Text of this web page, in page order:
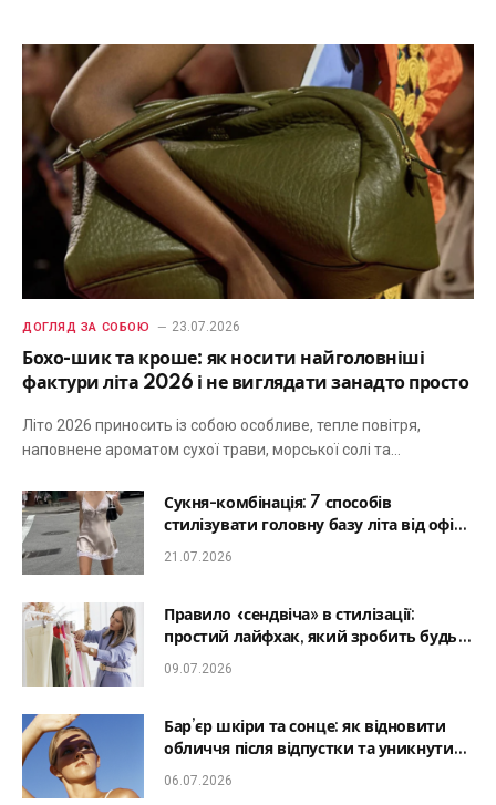
ДОГЛЯД ЗА СОБОЮ 23.07.2026
Бохо-шик та кроше: як носити найголовніші
фактури літа 2026 і не виглядати занадто просто
Літо 2026 приносить із собою особливе, тепле повітря,
наповнене ароматом сухої трави, морської солі та…
Сукня-комбінація: 7 способів
стилізувати головну базу літа від офісу
до романтичної вечері
21.07.2026
Правило «сендвіча» в стилізації:
простий лайфхак, який зробить будь-
який образ гармонійним
09.07.2026
Бар’єр шкіри та сонце: як відновити
обличчя після відпустки та уникнути
фотостаріння
06.07.2026